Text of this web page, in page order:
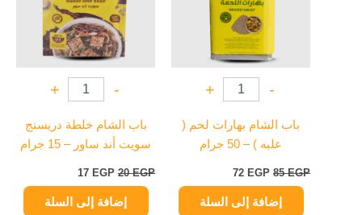
-
+
باب الشام بهارات لحم (
علبه ) – 50 جرام
85EGP
72 EGP
إضافة إلى السلة
-
+
باب الشام خلطة دريسنج
سويت أند ساور – 15 جرام
20EGP
17 EGP
إضافة إلى السلة